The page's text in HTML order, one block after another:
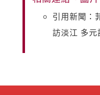
引用新聞：
訪淡江 多